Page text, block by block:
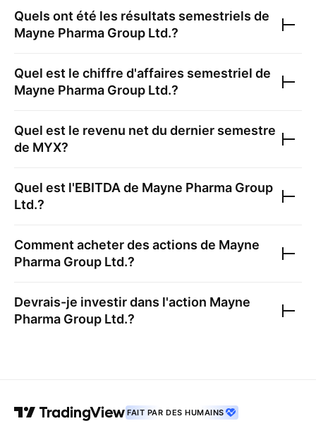
Quels ont été les résultats semestriels de
Mayne Pharma Group Ltd.?
Quel est le chiffre d'affaires semestriel de
Mayne Pharma Group Ltd.?
Quel est le revenu net du dernier semestre
de MYX?
Quel est l'EBITDA de Mayne Pharma Group
Ltd.?
Comment acheter des actions de Mayne
Pharma Group Ltd.?
Devrais-je investir dans l'action Mayne
Pharma Group Ltd.?
FAIT PAR DES HUMAINS